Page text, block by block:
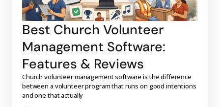
Best Church Volunteer
Management Software:
Features & Reviews
Church volunteer management software is the difference
between a volunteer program that runs on good intentions
and one that actually